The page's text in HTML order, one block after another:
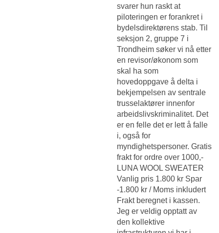
svarer hun raskt at
piloteringen er forankret i
bydelsdirektørens stab. Til
seksjon 2, gruppe 7 i
Trondheim søker vi nå etter
en revisor/økonom som
skal ha som
hovedoppgave å delta i
bekjempelsen av sentrale
trusselaktører innenfor
arbeidslivskriminalitet. Det
er en felle det er lett å falle
i, også for
myndighetspersoner. Gratis
frakt for ordre over 1000,-
LUNA WOOL SWEATER
Vanlig pris 1.800 kr Spar
-1.800 kr / Moms inkludert
Frakt beregnet i kassen.
Jeg er veldig opptatt av
den kollektive